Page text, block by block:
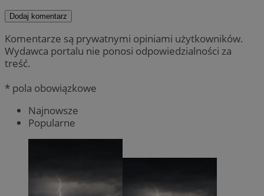
Dodaj komentarz
Komentarze są prywatnymi opiniami użytkowników.
Wydawca portalu nie ponosi odpowiedzialności za
treść.
* pola obowiązkowe
Najnowsze
Popularne